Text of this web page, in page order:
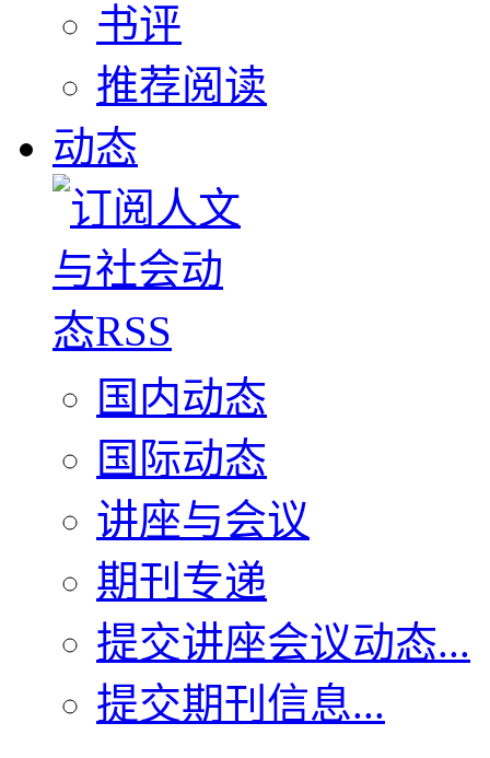
书评
推荐阅读
动态
国内动态
国际动态
讲座与会议
期刊专递
提交讲座会议动态...
提交期刊信息...